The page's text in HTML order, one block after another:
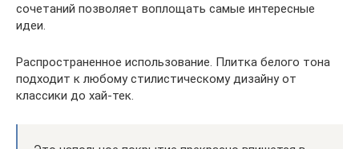
сочетаний позволяет воплощать самые интересные
идеи.
Распространенное использование. Плитка белого тона
подходит к любому стилистическому дизайну от
классики до хай-тек.